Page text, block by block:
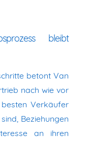
bleibt
betont Van
nach wie vor
Verkäufer
Beziehungen
an ihren